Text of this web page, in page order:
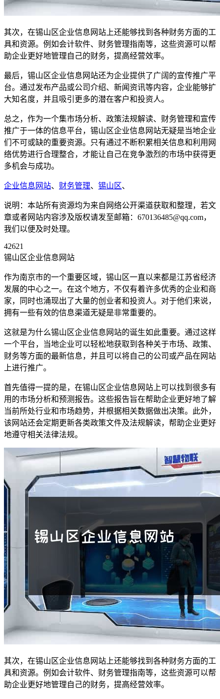
其次，在锡山区企业信息网站上还能够找到各种财务方面的工
具和资源。例如会计软件、财务管理指南等，这些资源可以帮
助企业更好地管理自己的财务，提高经营效率。
最后，锡山区企业信息网站还为企业提供了广阔的宣传推广平
台。通过发布产品或公司介绍、新闻资讯等内容，企业能够扩
大知名度，并且吸引更多的潜在客户和投资人。
总之，作为一个集市场分析、政策法规解读、财务管理和宣传
推广于一体的信息平台，锡山区企业信息网站无疑是当地企业
们不可或缺的重要资源。只有通过不断积累相关信息和利用网
络优势进行合理整合，才能让自己在竞争激烈的市场中获得更
多机会与成功。
企业信息网站、 财务管理、 锡山区、
说明：本站所有资源均为来自网络公开渠道获取和整理，若文
章或者网站内容涉及版权请发至邮箱：670136485@qq.com，
我们以便及时处理。
42621
锡山区企业信息网站
作为南京市的一个重要区域，锡山区一直以来都是江苏省经济
发展的中心之一。在这个地方，不仅有着许多优秀的企业和商
家，同时也涌现出了大量的创业者和投资人。对于他们来说，
拥有一些有效的信息渠道无疑是非常重要的。
这就是为什么锡山区企业信息网站的诞生如此重要。通过这样
一个平台，当地企业可以轻松地获取到各种关于市场、政策、
财务等方面的最新信息，并且可以将自己的公司或产品在网站
上进行推广。
首先值得一提的是，在锡山区企业信息网站上可以找到很多有
用的市场分析和预测报告。这些报告旨在帮助企业更好地了解
当前所处行业和市场趋势，并根据相关数据做出决策。此外，
该网站还会定期更新各类政策文件及法规解读，帮助企业更好
地遵守相关法律法规。
其次，在锡山区企业信息网站上还能够找到各种财务方面的工
具和资源。例如会计软件、财务管理指南等，这些资源可以帮
助企业更好地管理自己的财务，提高经营效率。